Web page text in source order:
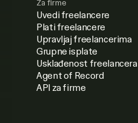
Za firme
Uvedi freelancere
Plati freelancere
Upravljaj freelancerima
Grupne isplate
Usklađenost freelancera
Agent of Record
API za firme